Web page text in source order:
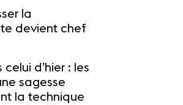
la
devient chef
d’hier : les
sagesse
la technique